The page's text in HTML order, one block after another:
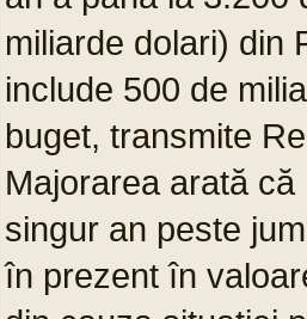
miliarde dolari) din
include 500 de
buget, transmite
Majorarea arată
singur an peste
în prezent în